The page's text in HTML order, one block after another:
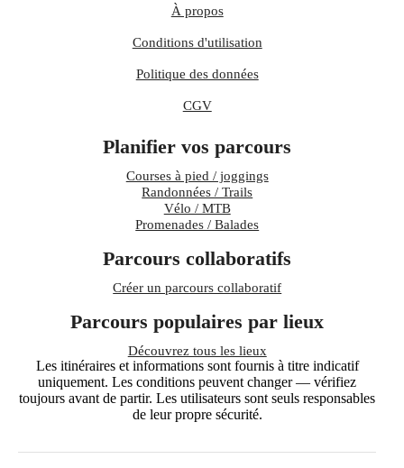
À propos
Conditions d'utilisation
Politique des données
CGV
Planifier vos parcours
Courses à pied / joggings
Randonnées / Trails
Vélo / MTB
Promenades / Balades
Parcours collaboratifs
Créer un parcours collaboratif
Parcours populaires par lieux
Découvrez tous les lieux
Les itinéraires et informations sont fournis à titre indicatif
uniquement. Les conditions peuvent changer — vérifiez
toujours avant de partir. Les utilisateurs sont seuls responsables
de leur propre sécurité.